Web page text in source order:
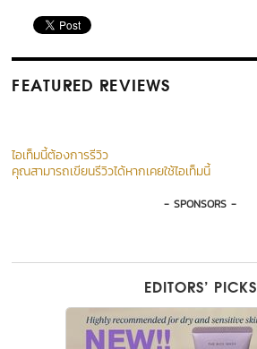
FEATURED REVIEWS
ไอเท็มนี้ต้องการรีวิว
คุณสามารถเขียนรีวิวได้หากเคยใช้ไอเท็มนี้
- SPONSORS -
EDITORS’ PICKS